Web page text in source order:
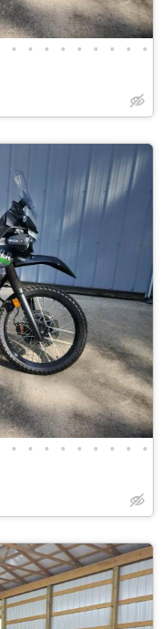
• • • • • • • • •
• • • • • • • • •